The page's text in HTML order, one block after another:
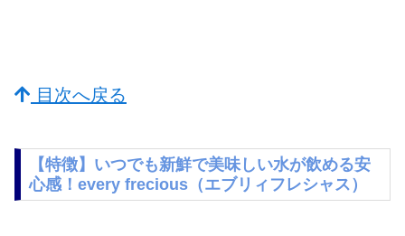
目次へ戻る
【特徴】いつでも新鮮で美味しい水が飲める安
心感！every frecious（エブリィフレシャス）